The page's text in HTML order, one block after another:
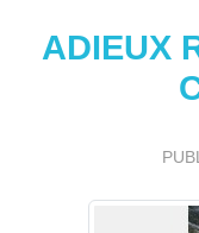
ADIEUX